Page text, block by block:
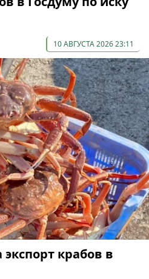
10 АВГУСТА 2026 23:11
крабов в